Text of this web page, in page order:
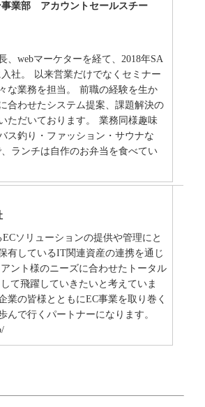
事業部 アカウントセールスチー
、webマーケターを経て、2018年SA
社。 以来営業だけでなくセミナー
な業務を担当。 前職の経験を生か
合わせたシステム提案、課題解決の
ただいております。 業務同様趣味
ス釣り・ファッション・サウナな
ランチは自作のお弁当を食べてい
ECソリューションの提供や管理にと
有しているIT関連資産の連携を通じ
ント様のニーズに合わせたトータル
て飛躍していきたいと考えていま
業の皆様とともにEC事業を取り巻く
んで行くパートナーになります。